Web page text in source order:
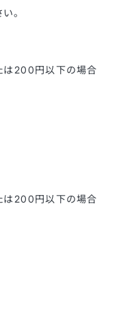
。
は200円以下の場合
は200円以下の場合